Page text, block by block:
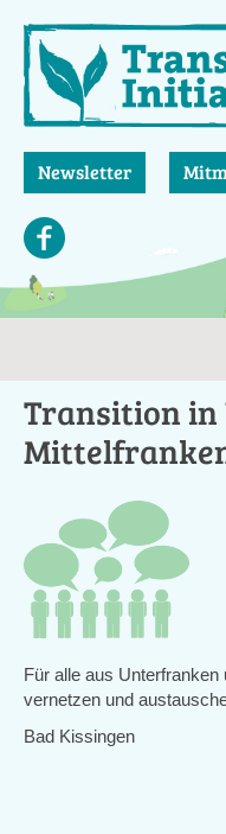
zum
Inhalt
Newsletter
Transition in
Für alle aus
vernetzen und
Bad Kissingen